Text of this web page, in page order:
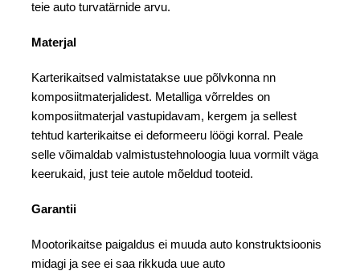
teie auto turvatärnide arvu.
Materjal
Karterikaitsed valmistatakse uue põlvkonna nn
komposiitmaterjalidest. Metalliga võrreldes on
komposiitmaterjal vastupidavam, kergem ja sellest
tehtud karterikaitse ei deformeeru löögi korral. Peale
selle võimaldab valmistustehnoloogia luua vormilt väga
keerukaid, just teie autole mõeldud tooteid.
Garantii
Mootorikaitse paigaldus ei muuda auto konstruktsioonis
midagi ja see ei saa rikkuda uue auto